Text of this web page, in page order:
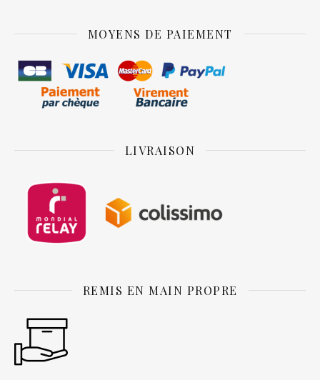
MOYENS DE PAIEMENT
LIVRAISON
REMIS EN MAIN PROPRE